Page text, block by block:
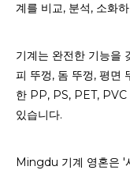
계를 비교, 분석, 소화
기계는 완전한 기능을
피 뚜껑, 돔 뚜껑, 평면
한 PP, PS, PET, PVC
있습니다.
Mingdu 기계 영혼은 '